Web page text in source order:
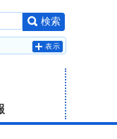
検索
表示